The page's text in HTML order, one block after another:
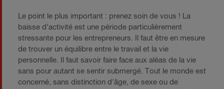
Le point le plus important : prenez soin de vous ! La
baisse d’activité est une période particulièrement
stressante pour les entrepreneurs. Il faut être en mesure
de trouver un équilibre entre le travail et la vie
personnelle. Il faut savoir faire face aux aléas de la vie
sans pour autant se sentir submergé. Tout le monde est
concerné, sans distinction d'âge, de sexe ou de